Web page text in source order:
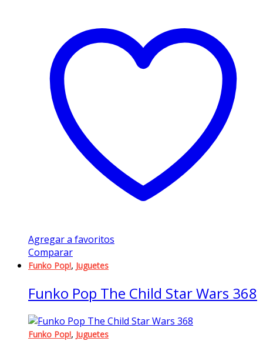
Agregar a favoritos
Comparar
Funko Pop!, Juguetes
Funko Pop The Child Star Wars 368
Funko Pop!, Juguetes